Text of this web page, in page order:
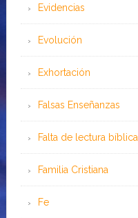
Evidencias
Evolución
Exhortación
Falsas Enseñanzas
Falta de lectura bíblica
Familia Cristiana
Fe